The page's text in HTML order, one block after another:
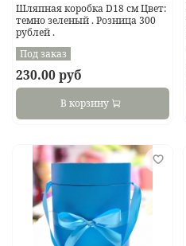
Шляпная коробка D18 см Цвет:
темно зеленый . Розница 300
рублей .
Под заказ
230.00 руб
В корзину